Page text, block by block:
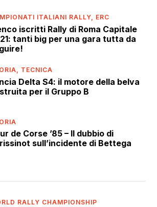
ITALIANI RALLY, ERC
iscritti Rally di Roma Capitale
tanti big per una gara tutta da
TECNICA
Delta S4: il motore della belva
per il Gruppo B
de Corse ’85 – Il dubbio di
sull’incidente di Bettega
RALLY CHAMPIONSHIP